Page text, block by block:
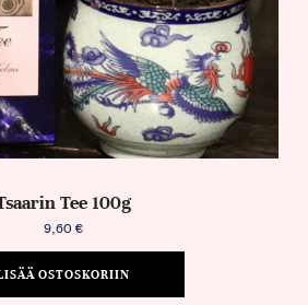
Tee 100g
9,60 €
OSTOSKORIIN